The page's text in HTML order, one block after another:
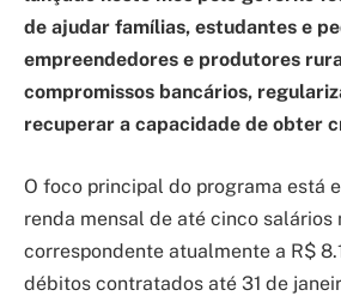
de ajudar famílias, estudantes e
empreendedores e produtores
compromissos bancários,
recuperar a capacidade de obter
O foco principal do programa está
renda mensal de até cinco salários
correspondente atualmente a R$
débitos contratados até 31 de